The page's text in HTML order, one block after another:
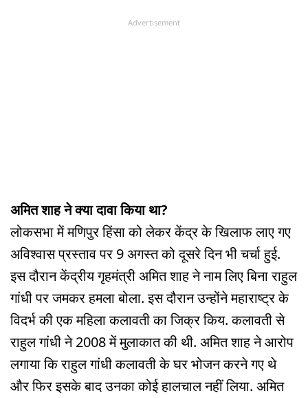
Advertisement
अमित शाह ने क्या दावा किया था?
लोकसभा में मणिपुर हिंसा को लेकर केंद्र के खिलाफ लाए गए
अविश्वास प्रस्ताव पर 9 अगस्त को दूसरे दिन भी चर्चा हुई.
इस दौरान केंद्रीय गृहमंत्री अमित शाह ने नाम लिए बिना राहुल
गांधी पर जमकर हमला बोला. इस दौरान उन्होंने महाराष्ट्र के
विदर्भ की एक महिला कलावती का जिक्र किय. कलावती से
राहुल गांधी ने 2008 में मुलाकात की थी. अमित शाह ने आरोप
लगाया कि राहुल गांधी कलावती के घर भोजन करने गए थे
और फिर इसके बाद उनका कोई हालचाल नहीं लिया. अमित